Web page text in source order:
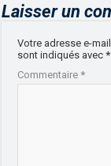
Laisser un
Votre adresse e-
sont indiqués avec*
Commentaire*